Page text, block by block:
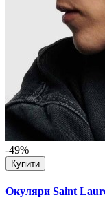
-49%
Купити
Окуляри Saint